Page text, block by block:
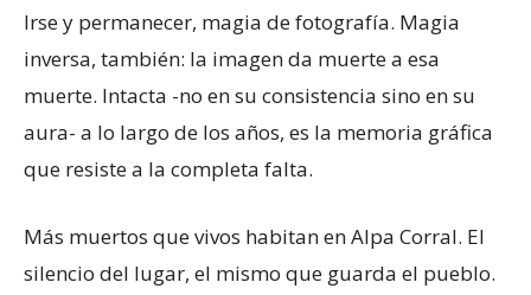
Irse y permanecer, magia de fotografía. Magia
inversa, también: la imagen da muerte a esa
muerte. Intacta -no en su consistencia sino en su
aura- a lo largo de los años, es la memoria gráfica
que resiste a la completa falta.
Más muertos que vivos habitan en Alpa Corral. El
silencio del lugar, el mismo que guarda el pueblo.